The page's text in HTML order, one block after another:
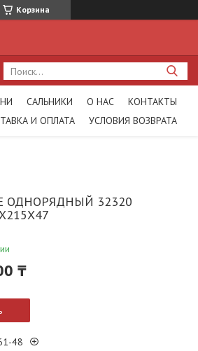
Корзина
САЛЬНИКИ О НАС
КОНТАКТЫ
И ОПЛАТА
УСЛОВИЯ ВОЗВРАТА
32320
₸
48